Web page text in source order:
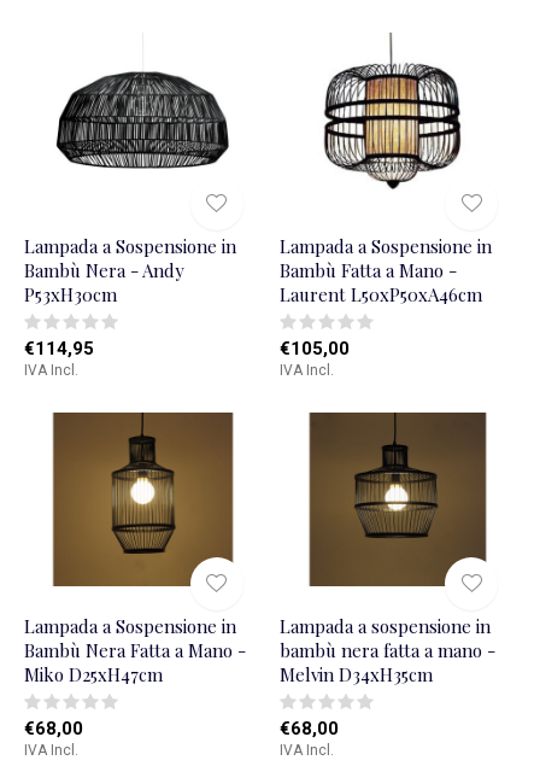
Lampada a Sospensione in
Bambù Nera - Andy
P53xH30cm
€114,95
IVA Incl.
Lampada a Sospensione in
Bambù Fatta a Mano -
Laurent L50xP50xA46cm
€105,00
IVA Incl.
Lampada a Sospensione in
Bambù Nera Fatta a Mano -
Miko D25xH47cm
€68,00
IVA Incl.
Lampada a sospensione in
bambù nera fatta a mano -
Melvin D34xH35cm
€68,00
IVA Incl.